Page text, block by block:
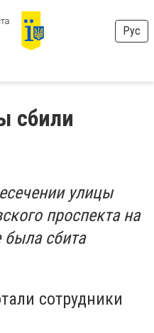
Рус
сбили
улицы
проспекта на
сбита
сотрудники